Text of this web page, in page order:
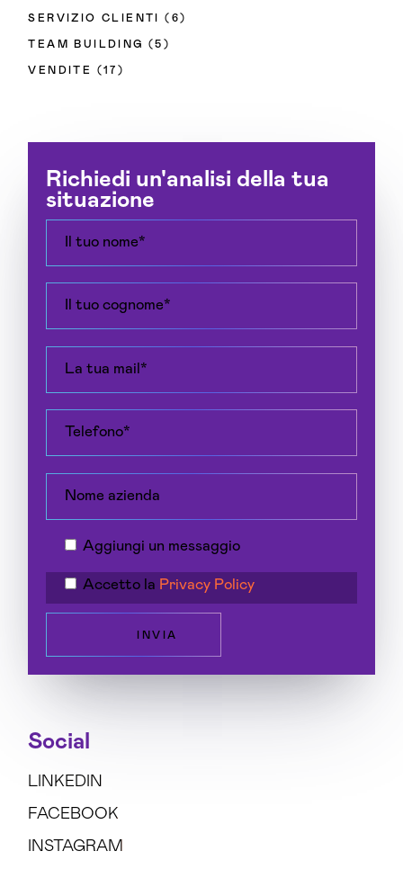
SERVIZIO CLIENTI (6)
TEAM BUILDING (5)
VENDITE (17)
Richiedi un'analisi della tua
situazione
Aggiungi un messaggio
Accetto la Privacy Policy
INVIA
Social
LINKEDIN
FACEBOOK
INSTAGRAM